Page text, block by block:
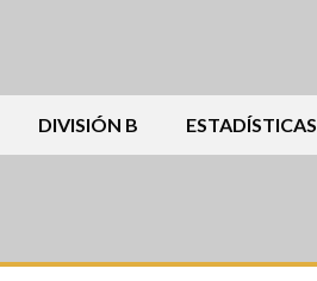
DIVISIÓN B ESTADÍSTICAS